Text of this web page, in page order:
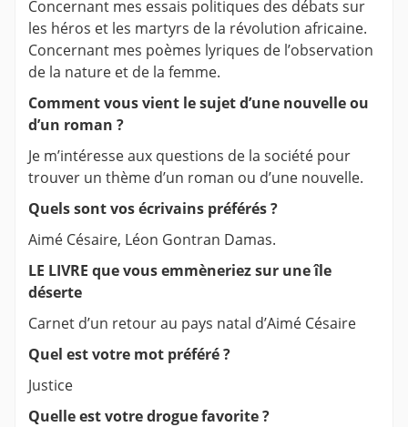
Concernant mes essais politiques des débats sur
les héros et les martyrs de la révolution africaine.
Concernant mes poèmes lyriques de l’observation
de la nature et de la femme.
Comment vous vient le sujet d’une nouvelle ou
d’un roman ?
Je m’intéresse aux questions de la société pour
trouver un thème d’un roman ou d’une nouvelle.
Quels sont vos écrivains préférés ?
Aimé Césaire, Léon Gontran Damas.
LE LIVRE que vous emmèneriez sur une île
déserte
Carnet d’un retour au pays natal d’Aimé Césaire
Quel est votre mot préféré ?
Justice
Quelle est votre drogue favorite ?